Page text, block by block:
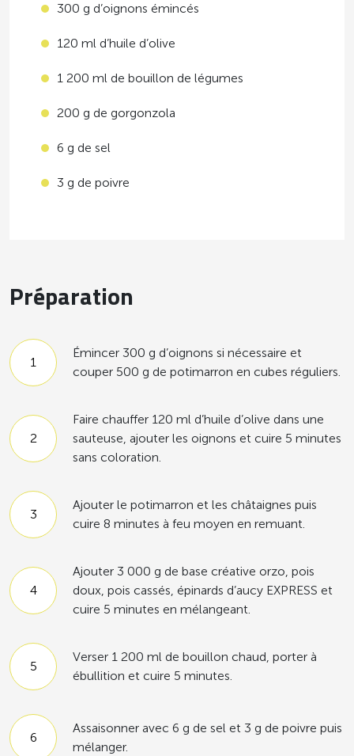
300 g d’oignons émincés
120 ml d’huile d’olive
1 200 ml de bouillon de légumes
200 g de gorgonzola
6 g de sel
3 g de poivre
Préparation
Émincer 300 g d’oignons si nécessaire et
couper 500 g de potimarron en cubes réguliers.
Faire chauffer 120 ml d’huile d’olive dans une
sauteuse, ajouter les oignons et cuire 5 minutes
sans coloration.
Ajouter le potimarron et les châtaignes puis
cuire 8 minutes à feu moyen en remuant.
Ajouter 3 000 g de base créative orzo, pois
doux, pois cassés, épinards d’aucy EXPRESS et
cuire 5 minutes en mélangeant.
Verser 1 200 ml de bouillon chaud, porter à
ébullition et cuire 5 minutes.
Assaisonner avec 6 g de sel et 3 g de poivre puis
mélanger.